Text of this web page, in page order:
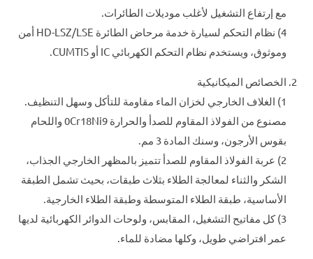
مع إرتفاع التشغيل لأغلب موديلات الطائرات.
4) نظام التحكم لسيارة خدمة مرحاض الطائرة HD-LSZ/LSE أمن
وموثوق، ويستخدم نظام التحكم الكهربائي IC أو CUMTIS.
الخصائص الميكانيكية
1) الغلاف الخارجي لخزان الماء مقاومة للتأكل وسهل التنظيف.
مصنوع من الفولاذ المقاوم للصدأ والحرارة 0Cr18Ni9 واللحام
بقوس الأرجون، وسنك المادة 3 مم.
2) عربة الفولاذ المقاوم للصدأ تتميز بالمظهر الخارجي الجذاب،
الشكر والثناء لمعالجة الطلاء بثلاث طبقات، بحيث تشمل الطبقة
الأساسية، طبقة الطلاء المتوسطة وطبقة الطلاء الخارجية.
3) كل مفاتيح التشغيل، المقابس، ولوحات الدوائر الكهربائية لديها
عمر افتراضي طويل، وكلها مضادة للماء.